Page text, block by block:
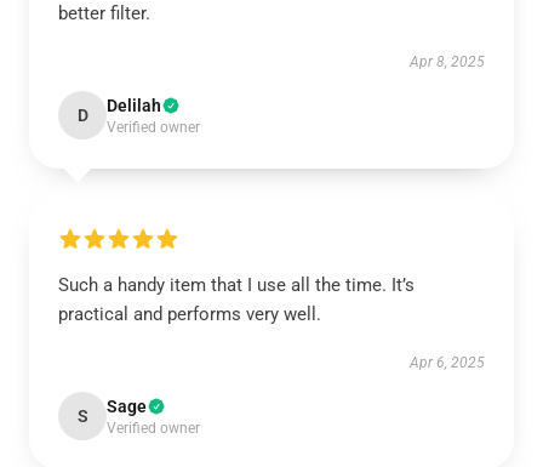
better filter.
Apr 8, 2025
D Delilah
Verified owner
Such a handy item that I use all the time. It’s
practical and performs very well.
Apr 6, 2025
S Sage
Verified owner